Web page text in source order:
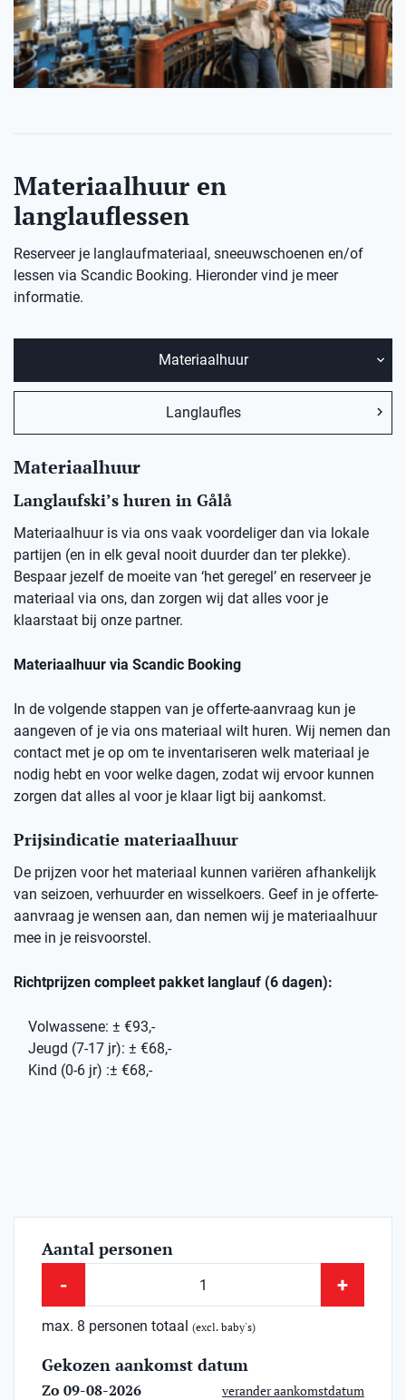
Materiaalhuur en
langlauflessen
Reserveer je langlaufmateriaal, sneeuwschoenen en/of
lessen via Scandic Booking. Hieronder vind je meer
informatie.
Materiaalhuur
Langlaufles
Materiaalhuur
Langlaufski’s huren in Gålå
Materiaalhuur is via ons vaak voordeliger dan via lokale
partijen (en in elk geval nooit duurder dan ter plekke).
Bespaar jezelf de moeite van ‘het geregel’ en reserveer je
materiaal via ons, dan zorgen wij dat alles voor je
klaarstaat bij onze partner.
Materiaalhuur via Scandic Booking
In de volgende stappen van je offerte-aanvraag kun je
aangeven of je via ons materiaal wilt huren. Wij nemen dan
contact met je op om te inventariseren welk materiaal je
nodig hebt en voor welke dagen, zodat wij ervoor kunnen
zorgen dat alles al voor je klaar ligt bij aankomst.
Prijsindicatie materiaalhuur
De prijzen voor het materiaal kunnen variëren afhankelijk
van seizoen, verhuurder en wisselkoers. Geef in je offerte-
aanvraag je wensen aan, dan nemen wij je materiaalhuur
mee in je reisvoorstel.
Richtprijzen compleet pakket langlauf (6 dagen):
Volwassene: ± €93,-
Jeugd (7-17 jr): ± €68,-
Kind (0-6 jr) :± €68,-
Aantal personen
- +
max. 8 personen totaal (excl. baby's)
Gekozen aankomst datum
Zo 09-08-2026 verander aankomstdatum